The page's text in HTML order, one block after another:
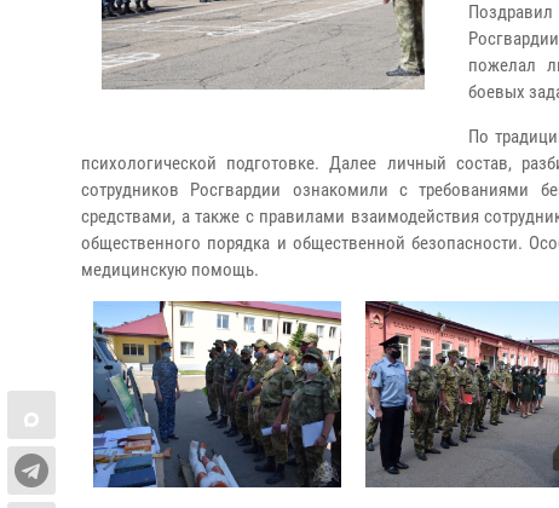
пожелал
боевых
По
психологической подготовке.Далее личный состав,
сотрудников Росгвардии ознакомили с требованиями
средствами, а также с правилами взаимодействия
общественного порядка и общественной безопасности.
медицинскую помощь.